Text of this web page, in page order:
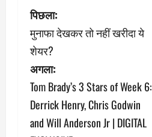
पो
स्ट
ने
वि
गे
पिछला:
मुनाफा देखकर तो नहीं खरीदा ये
शेयर?
अगला:
Tom Brady’s 3 Stars of Week 6:
Derrick Henry, Chris Godwin
and Will Anderson Jr | DIGITAL